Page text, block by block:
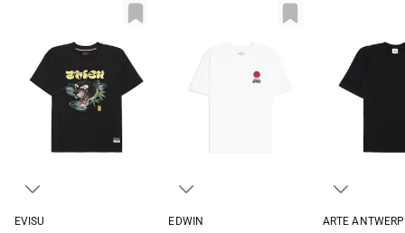
EVISU
EDWIN
ARTE ANTWERP